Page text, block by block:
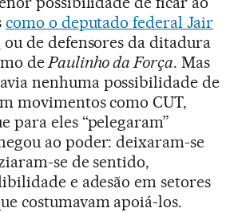
como o deputado federal Jair
ou de defensores da ditadura
dePaulinho da Força. Mas
nenhuma possibilidade de
movimentos como CUT,
para eles “pelegaram”
ao poder: deixaram-se
se de sentido,
e adesão em setores
costumavam apoiá-los.